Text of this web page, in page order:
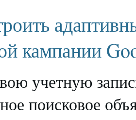
кампании
учетную
поисковое